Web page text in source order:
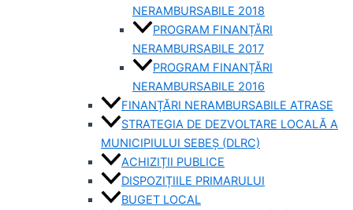
NERAMBURSABILE 2018
PROGRAM FINANȚĂRI
NERAMBURSABILE 2017
PROGRAM FINANȚĂRI
NERAMBURSABILE 2016
FINANȚĂRI NERAMBURSABILE ATRASE
STRATEGIA DE DEZVOLTARE LOCALĂ A
MUNICIPIULUI SEBEȘ (DLRC)
ACHIZIȚII PUBLICE
DISPOZIȚIILE PRIMARULUI
BUGET LOCAL